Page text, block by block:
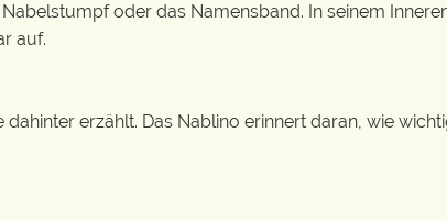
oder das Namensband. In seinem
auf.
erzählt. Das Nablino erinnert daran, wie